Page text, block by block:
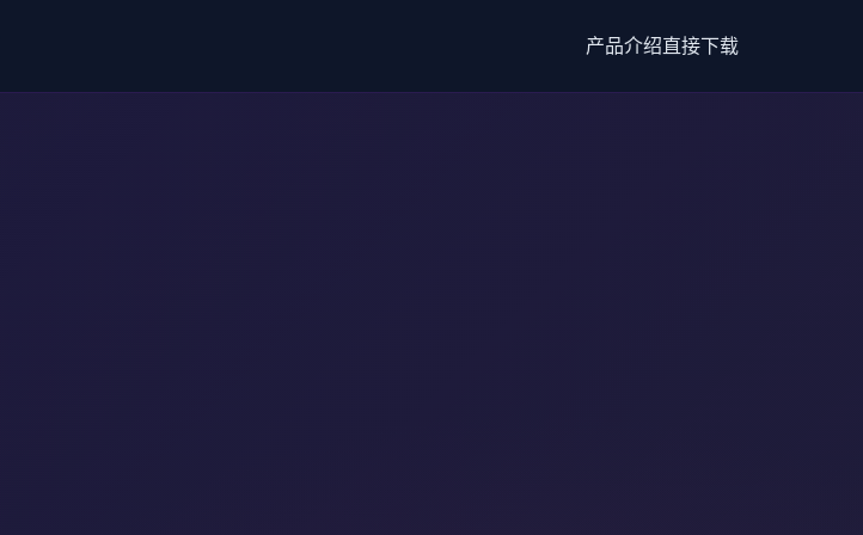
产品介绍直接下载